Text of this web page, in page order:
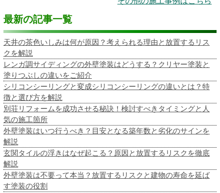
最新の記事一覧
天井の茶色いしみは何が原因？考えられる理由と放置するリス
クを解説
レンガ調サイディングの外壁塗装はどうする？クリヤー塗装と
塗りつぶしの違いをご紹介
シリコンシーリングと変成シリコンシーリングの違いとは？特
徴と選び方を解説
別荘リフォームを成功させる秘訣！検討すべきタイミングと人
気の施工箇所
外壁塗装はいつ行うべき？目安となる築年数と劣化のサインを
解説
玄関タイルの浮きはなぜ起こる？原因と放置するリスクを徹底
解説
外壁塗装は不要って本当？放置するリスクと建物の寿命を延ば
す塗装の役割